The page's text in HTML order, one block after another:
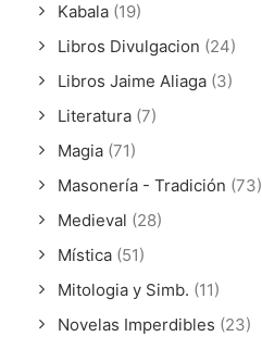
Kabala (19)
Libros Divulgacion (24)
Libros Jaime Aliaga (3)
Literatura (7)
Magia (71)
Masonería - Tradición (73)
Medieval (28)
Mística (51)
Mitologia y Simb. (11)
Novelas Imperdibles (23)